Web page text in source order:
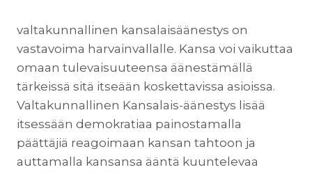
valtakunnallinen kansalaisäänestys on
vastavoima harvainvallalle. Kansa voi vaikuttaa
omaan tulevaisuuteensa äänestämällä
tärkeissä sitä itseään koskettavissa asioissa.
Valtakunnallinen Kansalais-äänestys lisää
itsessään demokratiaa painostamalla
päättäjiä reagoimaan kansan tahtoon ja
auttamalla kansansa ääntä kuuntelevaa